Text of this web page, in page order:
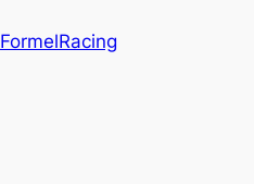
FormelRacing